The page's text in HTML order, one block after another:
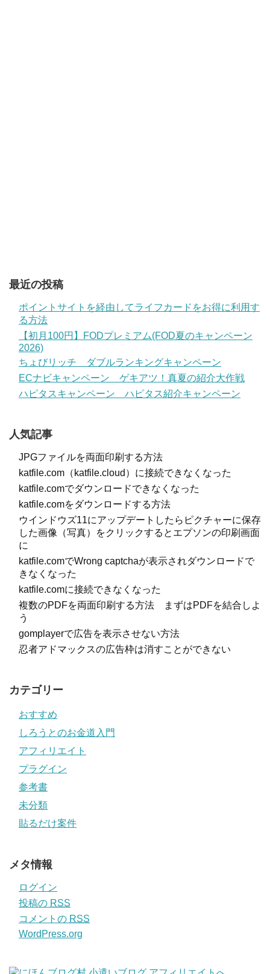
最近の投稿
ポイントサイトを経由してライフカードをお得に利用す
る方法
【初月100円】FODプレミアム(FOD夏のキャンペーン
2026)
ちょびリッチ ダブルランキングキャンペーン
ECナビキャンペーン ゲキアツ！真夏の紹介大作戦
ハピタスキャンペーン ハピタス紹介キャンペーン
人気記事
JPGファイルを両面印刷する方法
katfile.com（katfile.cloud）に接続できなくなった
katfile.comでダウンロードできなくなった
katfile.comをダウンロードする方法
ウインドウズ11にアップデートしたらピクチャーに保存
した画像（写真）をクリックするとエプソンの印刷画面
に
katfile.comでWrong captchaが表示されダウンロードで
きなくなった
katfile.comに接続できなくなった
複数のPDFを両面印刷する方法 まずはPDFを結合しよ
う
gomplayerで広告を表示させない方法
忍者アドマックスの広告枠は消すことができない
カテゴリー
おすすめ
しろうとのお金道入門
アフィリエイト
プラグイン
参考書
未分類
貼るだけ案件
メタ情報
ログイン
投稿の RSS
コメントの RSS
WordPress.org